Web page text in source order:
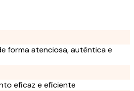
forma atenciosa, autêntica e
eficaz e eficiente